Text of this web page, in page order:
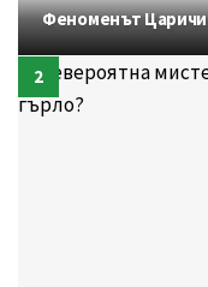
Феноменът